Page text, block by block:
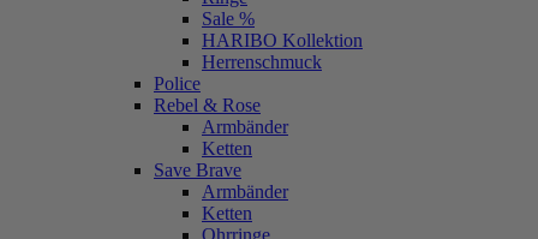
Sale %
HARIBO Kollektion
Herrenschmuck
Police
Rebel & Rose
Armbänder
Ketten
Save Brave
Armbänder
Ketten
Ohrringe